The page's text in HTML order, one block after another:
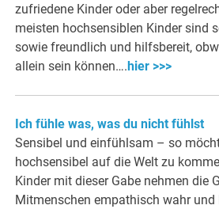
zufriedene Kinder oder aber
meisten hochsensiblen Kinder sind
sowie freundlich und hilfsbereit,
allein sein können….hier >>>
Ich fühle was, was du nicht fühlst
Sensibel und einfühlsam – so
hochsensibel auf die Welt zu
Kinder mit dieser Gabe nehmen die
Mitmenschen empathisch wahr und